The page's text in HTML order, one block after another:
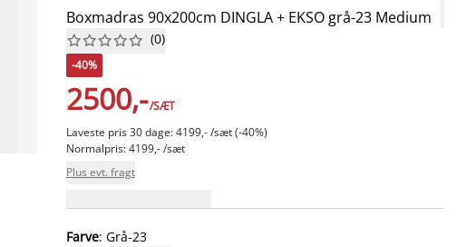
Boxmadras 90x200cm DINGLA + EKSO grå-23 Medium





 (0)
-40%
2500,-/SÆT
Laveste pris 30 dage: 4199,- /sæt (-40%)
Normalpris: 4199,- /sæt
Plus evt. fragt
Farve: Grå-23